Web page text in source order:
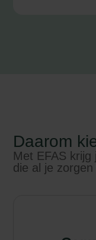
Daarom
Met EFAS
die al je